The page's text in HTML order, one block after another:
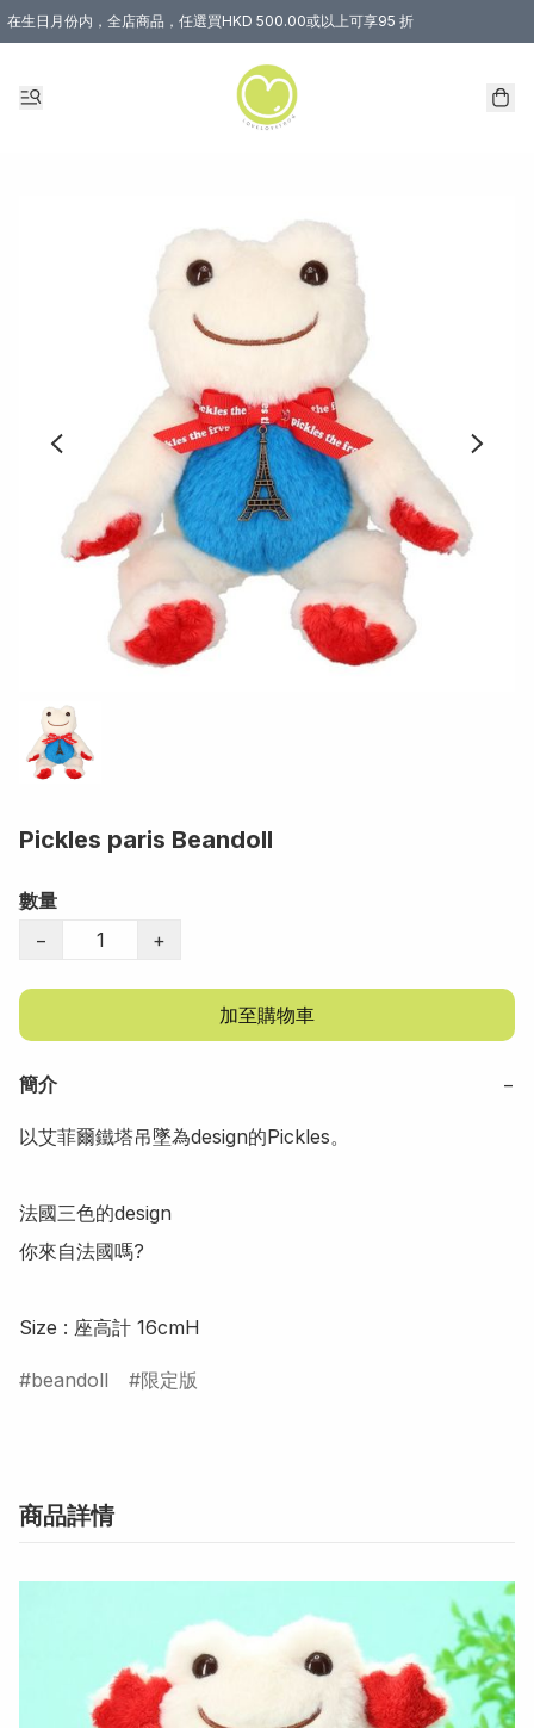
在生日月份内，全店商品，任選買HKD 500.00或以上可享95 折
Pickles paris Beandoll
數量
−
+
加至購物車
簡介 −
以艾菲爾鐵塔吊墜為design的Pickles。
法國三色的design
你來自法國嗎?
Size : 座高計 16cmH
beandoll 限定版
商品詳情